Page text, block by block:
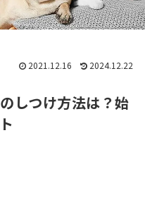
しつけ方法は？始
2021.12.16 2024.12.22